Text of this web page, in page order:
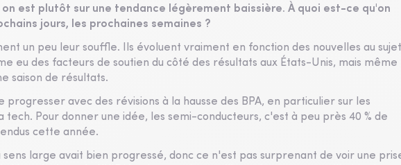
est plutôt sur une tendance légèrement baissière. À quoi est-ce qu'on
jours, les prochaines semaines ?
un peu leur souffle. Ils évoluent vraiment en fonction des nouvelles au sujet
eu des facteurs de soutien du côté des résultats aux États-Unis, mais même
saison de résultats.
progresser avec des révisions à la hausse des BPA, en particulier sur les
Pour donner une idée, les semi-conducteurs, c'est à peu près 40 % de
cette année.
sens large avait bien progressé, donc ce n'est pas surprenant de voir une